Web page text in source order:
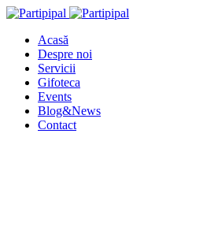
Acasă
Despre noi
Servicii
Gifoteca
Events
Blog&News
Contact